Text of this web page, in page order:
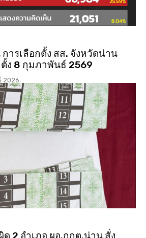
ารเลือกตั้ง สส. จังหวัดน่าน
ง 8 กุมภาพันธ์ 2569
2026